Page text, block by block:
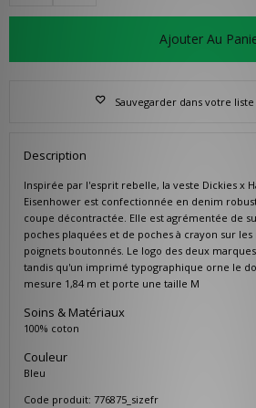
Ajouter Au
Sauvegarder dans votre
Description
Inspirée par l'esprit rebelle, la veste Dickies x
Eisenhower est confectionnée en denim
coupe décontractée. Elle est agrémentée de
poches plaquées et de poches à crayon sur
poignets boutonnés. Le logo des deux
tandis qu'un imprimé typographique orne le
mesure 1,84 m et porte une taille M
Soins & Matériaux
100% coton
Couleur
Bleu
Code produit: 776875_sizefr